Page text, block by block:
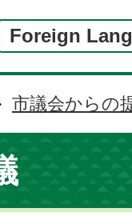
Foreign
市議会からの